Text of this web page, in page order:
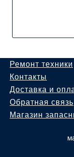
Ремонт техники
Контакты
Доставка и
Обратная связь
Магазин